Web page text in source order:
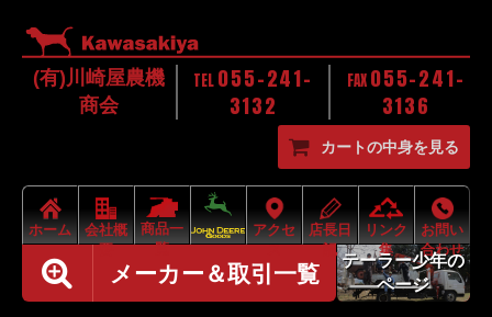
(有)川崎屋農機
商会
TEL 055-241-
3132
FAX 055-241-
3136
カートの中身を見る
ホーム
会社概
要
商品一
覧
アクセ
ス
店長日
記
リンク
集
お問い
合わせ
メーカー＆取引一覧
テーラー少年の
ページ